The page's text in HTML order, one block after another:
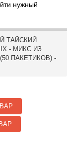
нужный
ТАЙСКИЙ
- МИКС ИЗ
ПАКЕТИКОВ) -